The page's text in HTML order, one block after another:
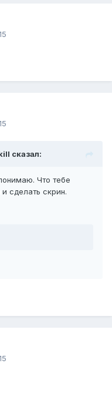
сказал:
Что тебе
сделать скрин.